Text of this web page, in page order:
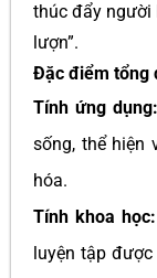
thúc đẩy người
lượn”.
Đặc điểm tổng
Tính ứng dụng:
sống, thể hiện
hóa.
Tính khoa học:
luyện tập